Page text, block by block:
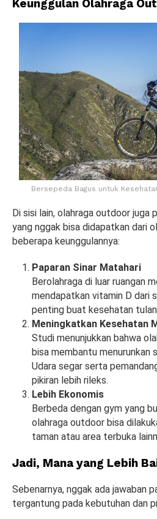
Keunggulan Olahraga
Bersepeda Bagus untuk
Di sisi lain, olahraga outdoor juga
yang nggak bisa didapatkan dari
beberapa keunggulannya:
Paparan Sinar Matahari
Berolahraga di luar ruangan
mendapatkan vitamin D dari
penting buat kesehatan
Meningkatkan Kesehatan
Studi menunjukkan bahwa
bisa membantu menurunkan
Udara segar serta
pikiran lebih rileks.
Lebih Ekonomis
Berbeda dengan gym yang
olahraga outdoor bisa
taman atau area terbuka
Jadi, Mana yang Lebih
Sebenarnya, nggak ada jawaban
tergantung pada kebutuhan dan